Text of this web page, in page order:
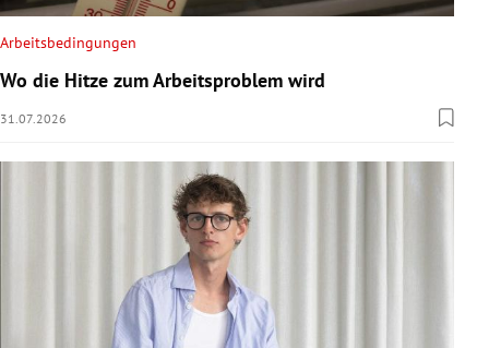
Arbeitsbedingungen
Wo die Hitze zum Arbeitsproblem wird
31.07.2026